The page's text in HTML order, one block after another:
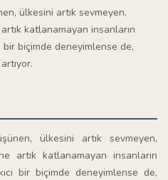
ülkesini artık sevmeyen,
katlanamayan insanların
bir biçimde deneyimlense de,
ülkesini artık sevmeyen,
artık katlanamayan insanların
bir biçimde deneyimlense de,